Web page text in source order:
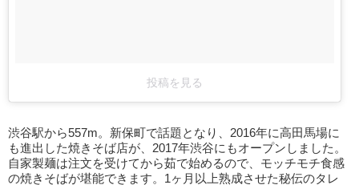
投稿を見る
渋谷駅から557m。新保町で話題となり、2016年に高田馬場に
も進出した焼きそば店が、2017年渋谷にもオープンしました。
自家製麺は注文を受けてから茹で始めるので、モッチモチ食感
の焼きそばが堪能できます。1ヶ月以上熟成させた秘伝のタレ